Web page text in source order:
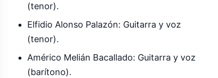
(tenor).
Elfidio Alonso Palazón: Guitarra y voz
(tenor).
Américo Melián Bacallado: Guitarra y voz
(barítono).